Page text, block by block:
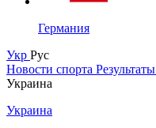
Германия
Укр Рус
Новости спорта Результаты
Украина
Украина